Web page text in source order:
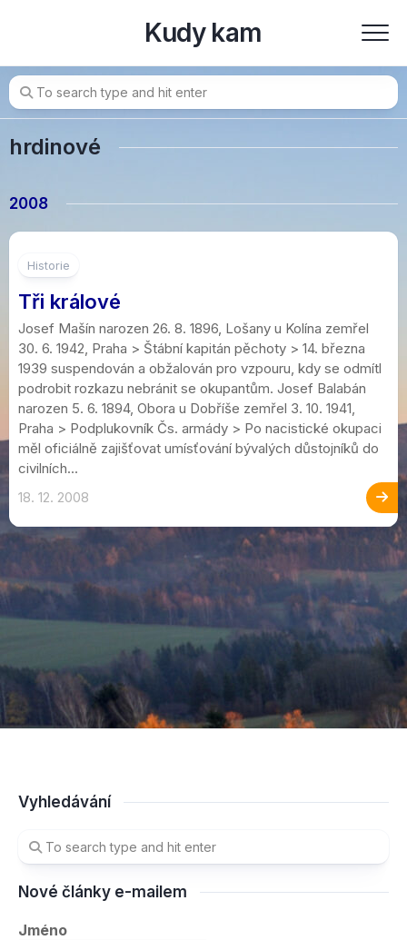
Kudy kam
hrdinové
2008
Historie
Tři králové
Josef Mašín narozen 26. 8. 1896, Lošany u Kolína zemřel
30. 6. 1942, Praha > Štábní kapitán pěchoty > 14. března
1939 suspendován a obžalován pro vzpouru, kdy se odmítl
podrobit rozkazu nebránit se okupantům. Josef Balabán
narozen 5. 6. 1894, Obora u Dobříše zemřel 3. 10. 1941,
Praha > Podplukovník Čs. armády > Po nacistické okupaci
měl oficiálně zajišťovat umísťování bývalých důstojníků do
civilních...
18. 12. 2008
Vyhledávání
Nové články e-mailem
Jméno